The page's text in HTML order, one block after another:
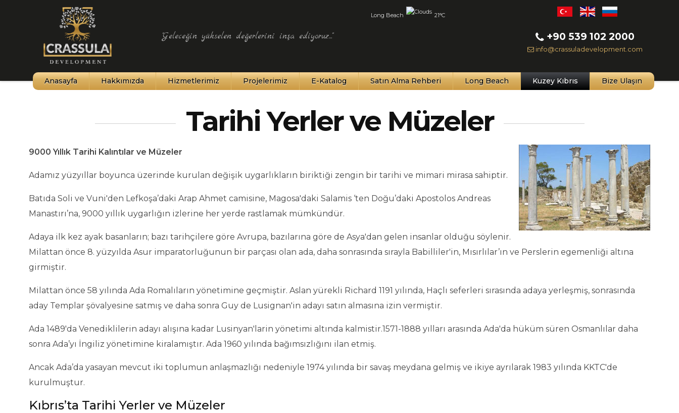
"Geleceğin yükselen değerlerini inşa ediyoruz..."
Long Beach 21°C
+90 539 102 2000
info@crassuladevelopment.com
Anasayfa Hakkımızda Hizmetlerimiz Projelerimiz E-Katalog Satın Alma Rehberi Long Beach Kuzey Kıbrıs
İklim Yapısı
Kültür ve Sanat
Tarihi Yerler ve Müzeler
Kıbrıs'ta Alışveriş
Kıbrıs Mutfağı
Gece Hayatı
Bize Ulaşın
Tarihi Yerler ve Müzeler
9000 Yıllık Tarihi Kalıntılar ve Müzeler
Adamız yüzyıllar boyunca üzerinde kurulan değişik uygarlıkların biriktiği zengin bir tarihi ve mimari mirasa sahiptir.
Batıda Soli ve Vuni'den Lefkoşa’daki Arap Ahmet camisine, Magosa'daki Salamis ‘ten Doğu’daki Apostolos Andreas
Manastırı’na, 9000 yıllık uygarlığın izlerine her yerde rastlamak mümkündür.
Adaya ilk kez ayak basanların; bazı tarihçilere göre Avrupa, bazılarına göre de Asya'dan gelen insanlar olduğu söylenir.
Milattan önce 8. yüzyılda Asur imparatorluğunun bir parçası olan ada, daha sonrasında sırayla Babilliler'in, Mısırlılar’ın ve Perslerin egemenliği altına
girmiştir.
Milattan önce 58 yılında Ada Romalıların yönetimine geçmiştir. Aslan yürekli Richard 1191 yılında, Haçlı seferleri sırasında adaya yerleşmiş, sonrasında
aday Templar şövalyesine satmış ve daha sonra Guy de Lusignan'in adayı satın almasına izin vermiştir.
Ada 1489'da Venediklilerin adayı alışına kadar Lusinyan'larin yönetimi altında kalmistir.1571-1888 yılları arasında Ada'da hüküm süren Osmanlılar daha
sonra Ada’yı İngiliz yönetimine kiralamıştır. Ada 1960 yılında bağımsızlığını ilan etmiş.
Ancak Ada’da yasayan mevcut iki toplumun anlaşmazlığı nedeniyle 1974 yılında bir savaş meydana gelmiş ve ikiye ayrılarak 1983 yılında KKTC'de
kurulmuştur.
Kıbrıs’ta Tarihi Yerler ve Müzeler